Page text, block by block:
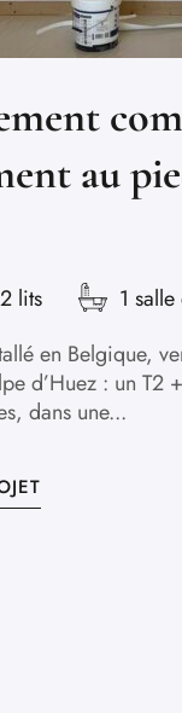
au
2 lits
1
en Belgique,
d’Huez : un
dans une...